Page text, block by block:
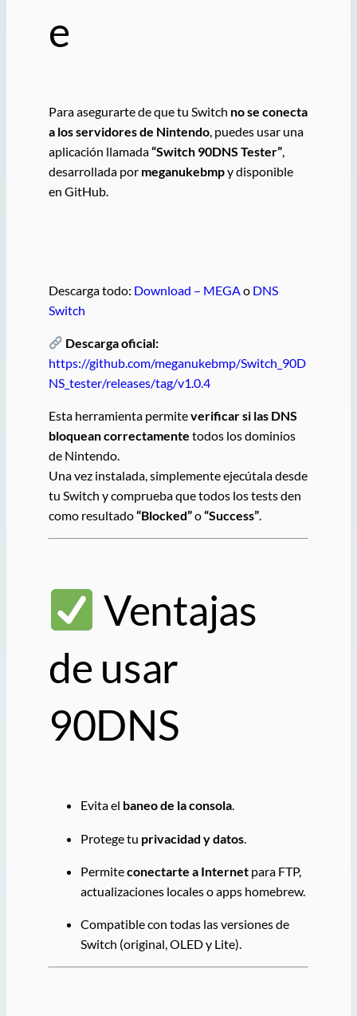
e
Para asegurarte de que tu Switch no se conecta
a los servidores de Nintendo, puedes usar una
aplicación llamada“Switch 90DNS Tester”,
desarrollada por meganukebmpy disponible
en GitHub.
Descarga todo: Download – MEGA o DNS
Switch
Descarga oficial:
https://github.com/meganukebmp/Switch_90D
NS_tester/releases/tag/v1.0.4
Esta herramienta permiteverificar si las DNS
bloquean correctamente todos los dominios
de Nintendo.
Una vez instalada, simplemente ejecútala desde
tu Switch y comprueba que todos los tests den
como resultado“Blocked”o“Success”.
Ventajas
de usar
90DNS
Evita el baneo de la consola.
Protege tu privacidad y datos.
Permiteconectarte a Internetpara FTP,
actualizaciones locales o apps homebrew.
Compatible con todas las versiones de
Switch (original, OLED y Lite).